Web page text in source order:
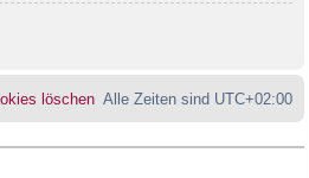
Alle Zeiten sind UTC+02:00
löschen